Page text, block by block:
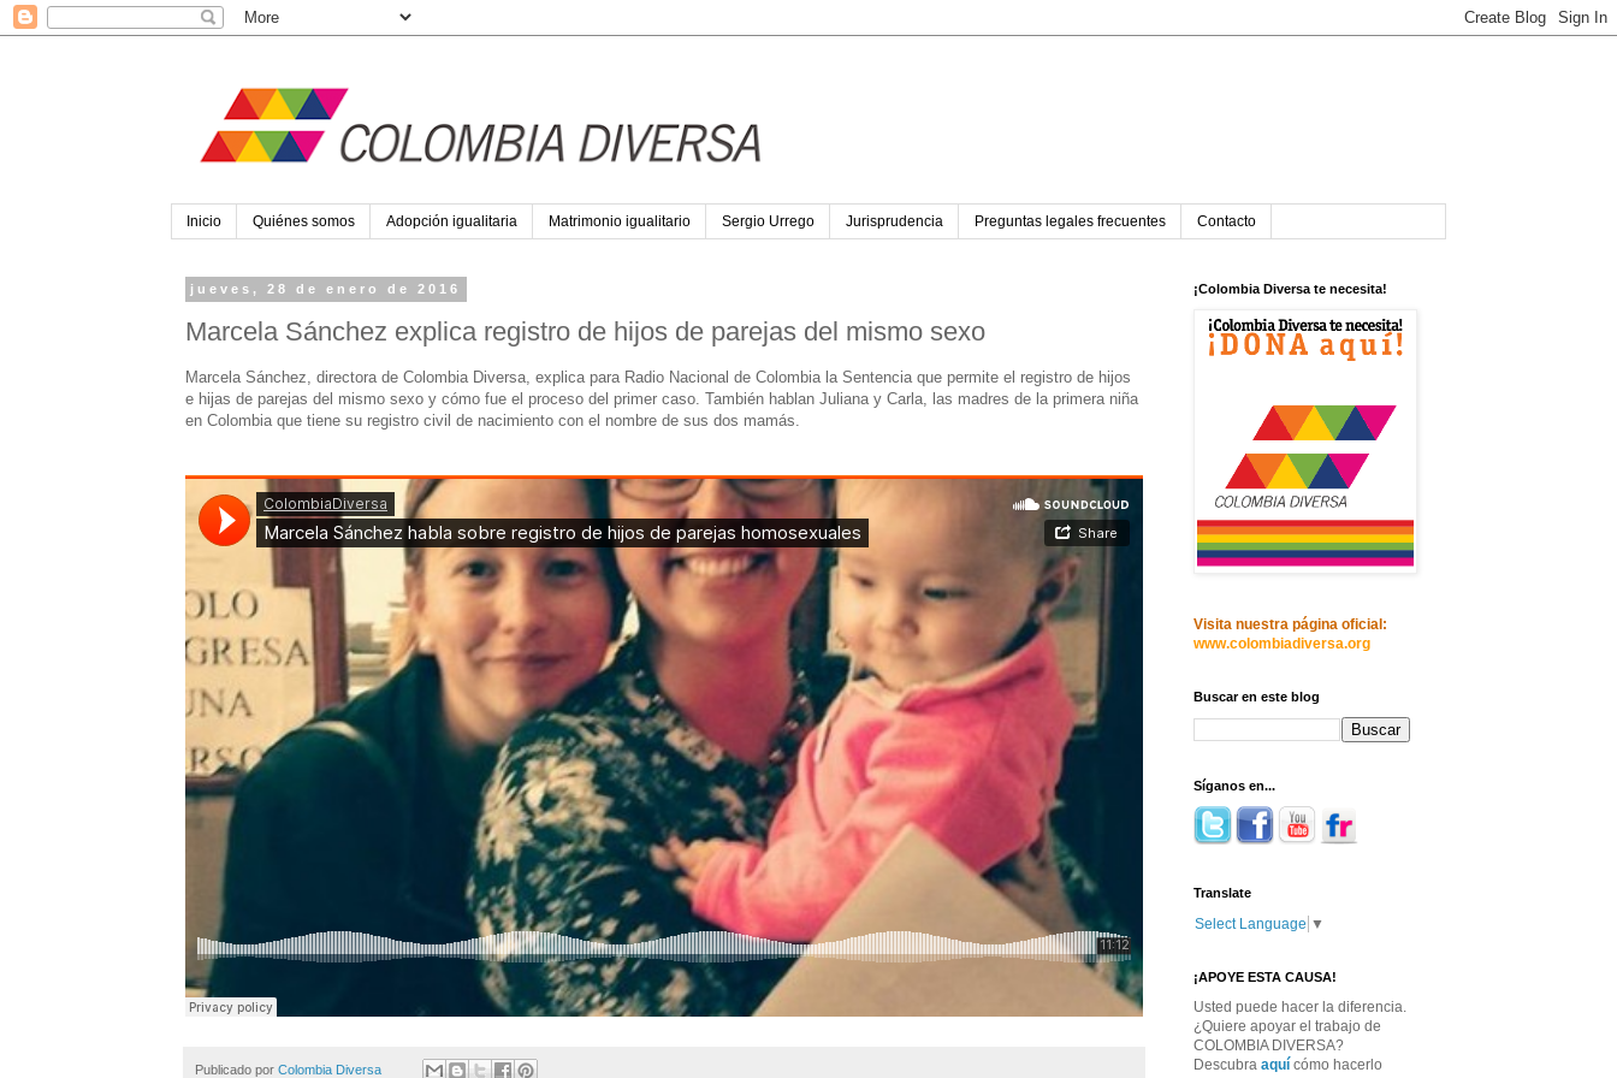
Inicio Quiénes somos Adopción igualitaria Matrimonio igualitario Sergio Urrego Jurisprudencia Preguntas legales frecuentes Contacto
jueves, 28 de enero de 2016
Marcela Sánchez explica registro de hijos de parejas del mismo sexo
Marcela Sánchez, directora de Colombia Diversa, explica para Radio Nacional de Colombia la Sentencia que permite el registro de hijos
e hijas de parejas del mismo sexo y cómo fue el proceso del primer caso. También hablan Juliana y Carla, las madres de la primera niña
en Colombia que tiene su registro civil de nacimiento con el nombre de sus dos mamás.
Publicado por Colombia Diversa
¡Colombia Diversa te necesita!
Visita nuestra página oficial:
www.colombiadiversa.org
Buscar en este blog
Síganos en...
Translate
Select Language ▼
¡APOYE ESTA CAUSA!
Usted puede hacer la diferencia.
¿Quiere apoyar el trabajo de
COLOMBIA DIVERSA?
Descubra aquí cómo hacerlo